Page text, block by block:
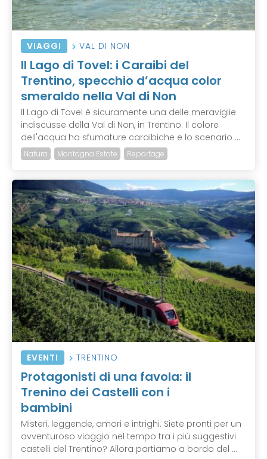
VIAGGI VAL DI NON
Il Lago di Tovel: i Caraibi del
Trentino, specchio d’acqua color
smeraldo nella Val di Non
Il Lago di Tovel è sicuramente una delle meraviglie
indiscusse della Val di Non, in Trentino. Il colore
dell'acqua ha sfumature caraibiche e lo scenario ...
Natura Montagna Estate Reportage
EVENTI TRENTINO
Protagonisti di una favola: il
Trenino dei Castelli con i
bambini
Misteri, leggende, amori e intrighi. Siete pronti per un
avventuroso viaggio nel tempo tra i più suggestivi
castelli del Trentino? Allora partiamo a bordo del ...